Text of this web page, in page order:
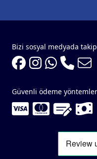
Bizi sosyal medyada
Güvenli ödeme